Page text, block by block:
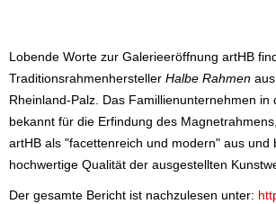
Lobende Worte zur Galerieeröffnung artHB
Traditionsrahmenhersteller Halbe Rahmen
Rheinland-Palz. Das Famillienunternehmen in
bekannt für die Erfindung des
artHB als "facettenreich und modern" aus und
hochwertige Qualität der ausgestellten
Der gesamte Bericht ist nachzulesen unter: